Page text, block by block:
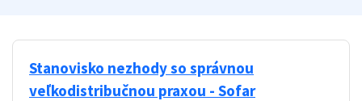
Stanovisko nezhody so správnou
veľkodistribučnou praxou - Sofar